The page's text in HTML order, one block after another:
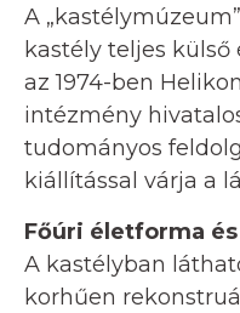
A
kastély teljes
az 1974-ben
intézmény
tudományos
kiállítással várja a
Főúri életforma
A kastélyban
korhűen